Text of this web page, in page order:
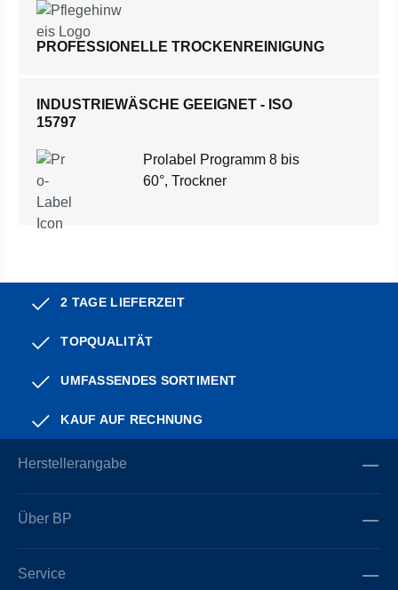
PROFESSIONELLE TROCKENREINIGUNG
INDUSTRIEWÄSCHE GEEIGNET - ISO
15797
Prolabel Programm 8 bis
60°, Trockner
2 TAGE LIEFERZEIT
TOPQUALITÄT
UMFASSENDES SORTIMENT
KAUF AUF RECHNUNG
Herstellerangabe
Über BP
Service